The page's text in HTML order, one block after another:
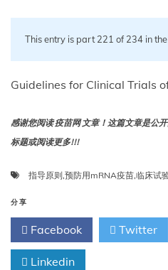
This entry is part 221 of 234 in
Guidelines for Clinical Trials
感谢您阅读 疫苗网 文章！这篇文章是公
标题或阅读更多!!!
指导原则,预防用mRNA疫苗,临床试
分享
Facebook Twitter
Linkedin